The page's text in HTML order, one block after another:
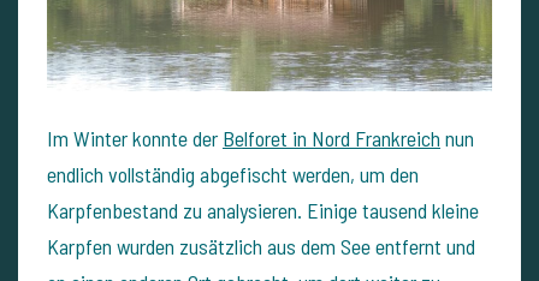
Im Winter konnte der Belforet in Nord Frankreich nun
endlich vollständig abgefischt werden, um den
Karpfenbestand zu analysieren. Einige tausend kleine
Karpfen wurden zusätzlich aus dem See entfernt und